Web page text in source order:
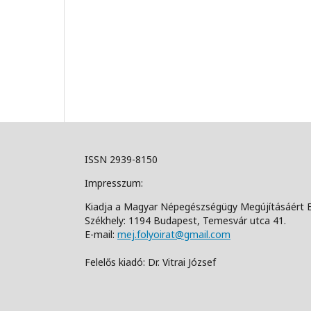
ISSN 2939-8150
Impresszum:
Kiadja a Magyar Népegészségügy Megújításáért
Székhely: 1194 Budapest, Temesvár utca 41.
E-mail: mej.folyoirat@gmail.com
Felelős kiadó: Dr. Vitrai József